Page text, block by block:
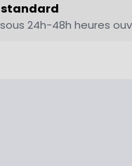
standard
24h-48h heures